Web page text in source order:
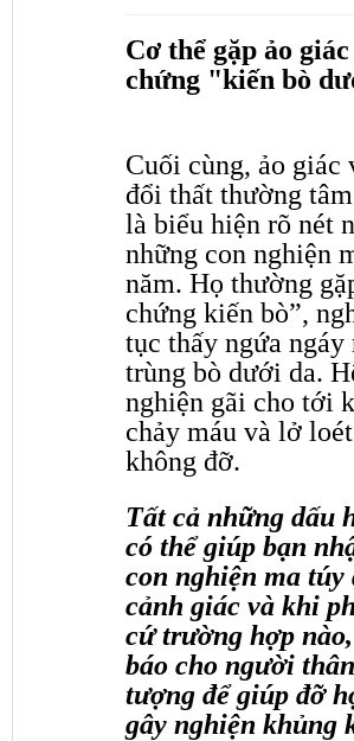
Cơ thể gặp ảo
chứng "kiến bò
Cuối cùng, ảo giác
đổi thất thường
là biểu hiện rõ nét
những con nghiện
năm. Họ thường
chứng kiến bò”,
tục thấy ngứa ngáy
trùng bò dưới da.
nghiện gãi cho tới
chảy máu và lở
không đỡ.
Tất cả những dấu
có thể giúp bạn
con nghiện ma túy
cảnh giác và khi
cứ trường hợp
báo cho người
tượng để giúp đỡ
gây nghiện khủng